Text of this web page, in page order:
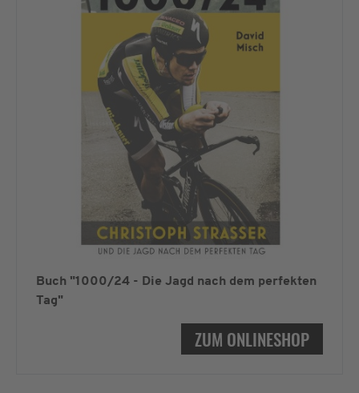
Buch "1000/24 - Die Jagd nach dem perfekten
Tag"
ZUM ONLINESHOP